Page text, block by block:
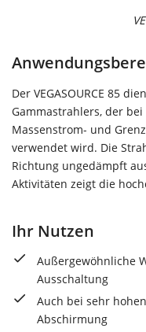
Der VEGASOURCE 85
Gammastrahlers, der
Massenstrom- und
verwendet wird. Die
Richtung ungedämpft
Aktivitäten zeigt die
Ihr Nutzen
Außergewöhnliche
Ausschaltung
Auch bei sehr
Abschirmung